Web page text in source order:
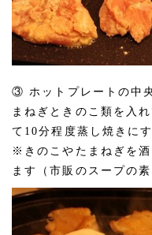
③ ホットプレートの中
まねぎときのこ類を入
て10分程度蒸し焼きにす
※きのこやたまねぎを
ます（市販のスープの